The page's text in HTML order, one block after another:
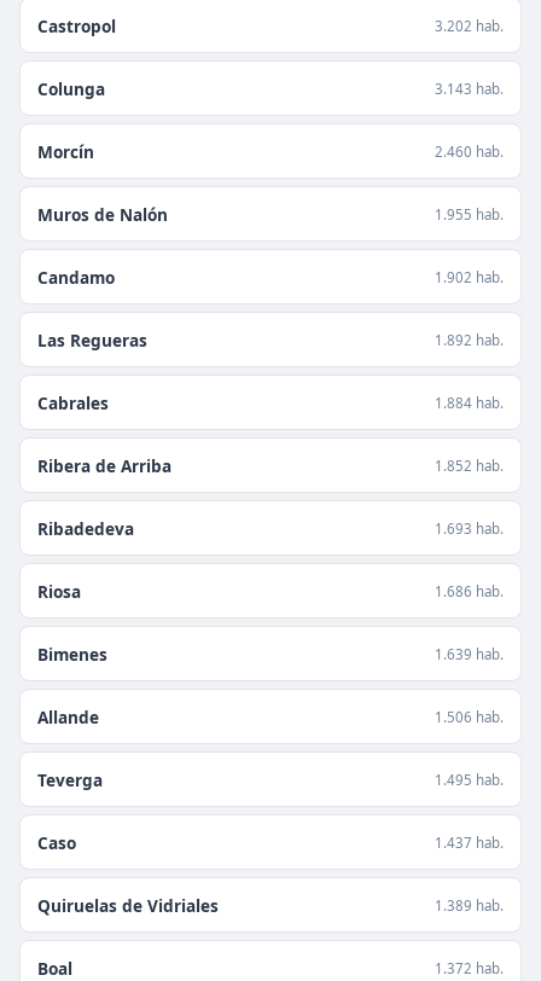
Castropol 3.202 hab.
Colunga 3.143 hab.
Morcín 2.460 hab.
Muros de Nalón 1.955 hab.
Candamo 1.902 hab.
Las Regueras 1.892 hab.
Cabrales 1.884 hab.
Ribera de Arriba 1.852 hab.
Ribadedeva 1.693 hab.
Riosa 1.686 hab.
Bimenes 1.639 hab.
Allande 1.506 hab.
Teverga 1.495 hab.
Caso 1.437 hab.
Quiruelas de Vidriales 1.389 hab.
Boal 1.372 hab.